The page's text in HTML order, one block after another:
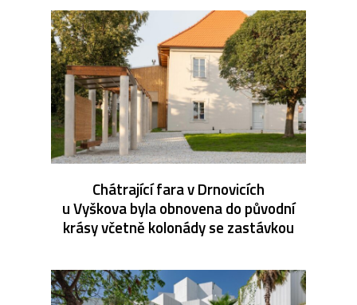
Chátrající fara v Drnovicích
u Vyškova byla obnovena do původní
krásy včetně kolonády se zastávkou